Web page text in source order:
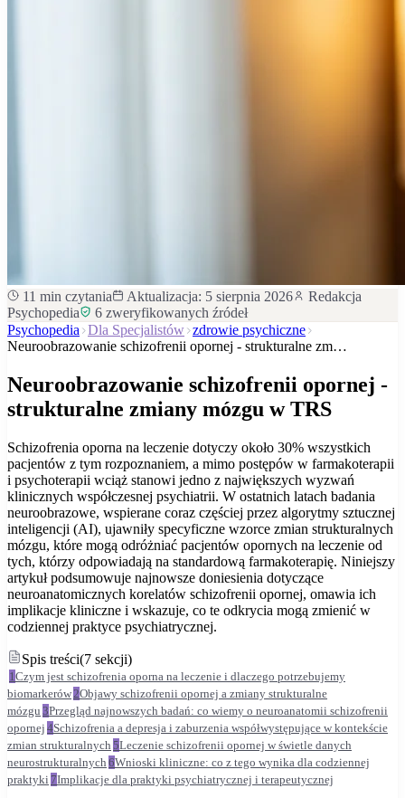
11 min czytania Aktualizacja: 5 sierpnia 2026
Redakcja
Psychopedia
6 zweryfikowanych źródeł
Psychopedia Dla Specjalistów zdrowie psychiczne
Neuroobrazowanie schizofrenii opornej - strukturalne zm…
Neuroobrazowanie schizofrenii opornej -
strukturalne zmiany mózgu w TRS
Schizofrenia oporna na leczenie dotyczy około 30% wszystkich
pacjentów z tym rozpoznaniem, a mimo postępów w farmakoterapii
i psychoterapii wciąż stanowi jedno z największych wyzwań
klinicznych współczesnej psychiatrii. W ostatnich latach badania
neuroobrazowe, wspierane coraz częściej przez algorytmy sztucznej
inteligencji (AI), ujawniły specyficzne wzorce zmian strukturalnych
mózgu, które mogą odróżniać pacjentów opornych na leczenie od
tych, którzy odpowiadają na standardową farmakoterapię. Niniejszy
artykuł podsumowuje najnowsze doniesienia dotyczące
neuroanatomicznych korelatów schizofrenii opornej, omawia ich
implikacje kliniczne i wskazuje, co te odkrycia mogą zmienić w
codziennej praktyce psychiatrycznej.
Spis treści(7 sekcji)
1 Czym jest schizofrenia oporna na leczenie i dlaczego potrzebujemy
biomarkerów 2Objawy schizofrenii opornej a zmiany strukturalne
mózgu 3Przegląd najnowszych badań: co wiemy o neuroanatomii schizofrenii
opornej 4Schizofrenia a depresja i zaburzenia współwystępujące w kontekście
zmian strukturalnych 5Leczenie schizofrenii opornej w świetle danych
neurostrukturalnych 6Wnioski kliniczne: co z tego wynika dla codziennej
praktyki 7Implikacje dla praktyki psychiatrycznej i terapeutycznej